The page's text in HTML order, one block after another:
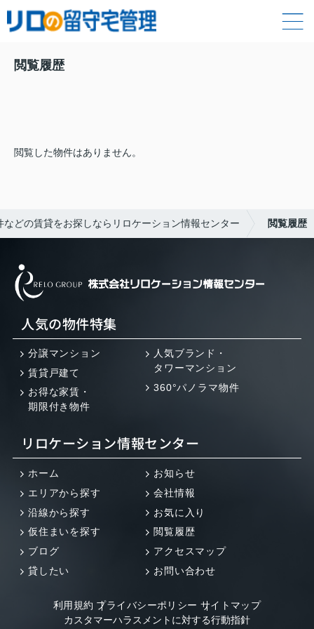
閲覧履歴
閲覧した物件はありません。
どの賃貸をお探しならリロケーション情報センター 閲覧履歴
人気の物件特集
分譲マンション
賃貸戸建て
お得な家賃・
期限付き物件
人気ブランド・
タワーマンション
360°パノラマ物件
リロケーション情報センター
ホーム
エリアから探す
沿線から探す
仮住まいを探す
ブログ
貸したい
お知らせ
会社情報
お気に入り
閲覧履歴
アクセスマップ
お問い合わせ
利用規約 プライバシーポリシー サイトマップ
カスタマーハラスメントに対する行動指針